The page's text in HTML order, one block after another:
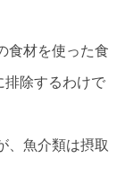
食材を使った食
除するわけで
、魚介類は摂取